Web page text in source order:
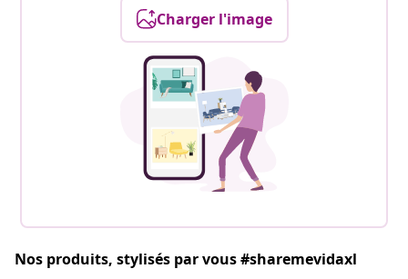
Charger l'image
Nos produits, stylisés par vous #sharemevidaxl